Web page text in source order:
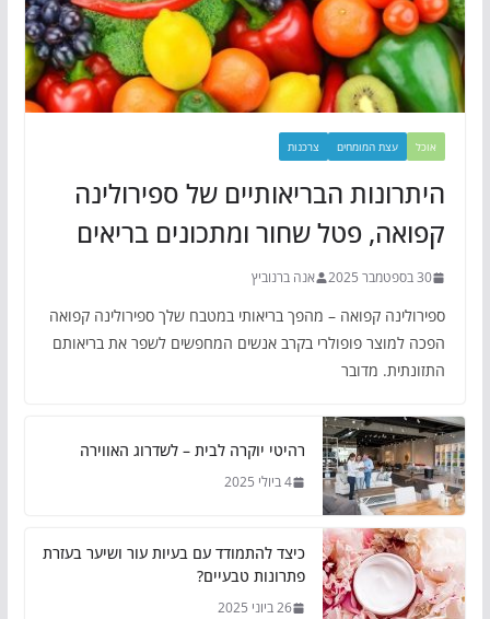
אוכל עצת המומחים צרכנות
היתרונות הבריאותיים של ספירולינה
קפואה, פטל שחור ומתכונים בריאים
30 בספטמבר 2025 אנה ברנוביץ
ספירולינה קפואה – מהפך בריאותי במטבח שלך ספירולינה קפואה
הפכה למוצר פופולרי בקרב אנשים המחפשים לשפר את בריאותם
התזונתית. מדובר
רהיטי יוקרה לבית – לשדרוג האווירה
4 ביולי 2025
כיצד להתמודד עם בעיות עור ושיער בעזרת
פתרונות טבעיים?
26 ביוני 2025